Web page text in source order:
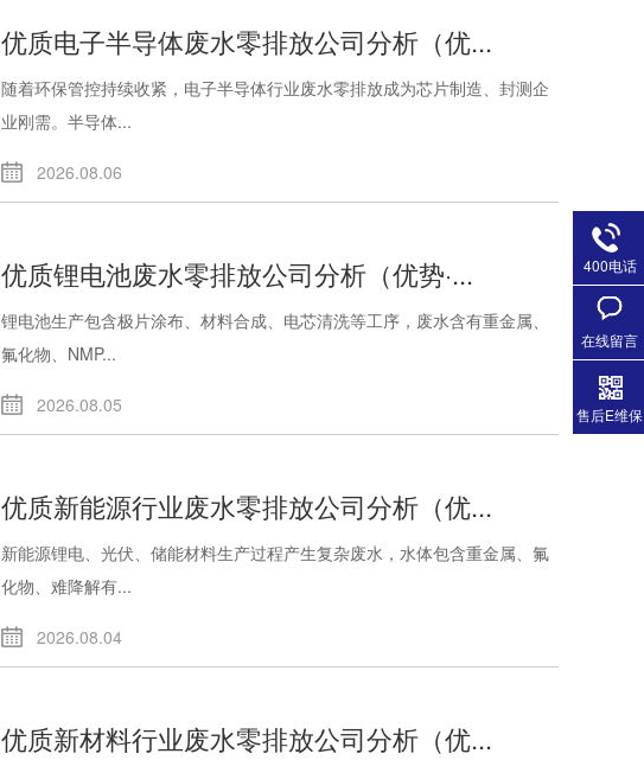
优质电子半导体废水零排放公司分析（优...
随着环保管控持续收紧，电子半导体行业废水零排放成为芯片制造、封测企
业刚需。半导体...
2026.08.06
优质锂电池废水零排放公司分析（优势·...
锂电池生产包含极片涂布、材料合成、电芯清洗等工序，废水含有重金属、
氟化物、NMP...
2026.08.05
优质新能源行业废水零排放公司分析（优...
新能源锂电、光伏、储能材料生产过程产生复杂废水，水体包含重金属、氟
化物、难降解有...
2026.08.04
优质新材料行业废水零排放公司分析（优...
400电话
在线留言
售后E维保